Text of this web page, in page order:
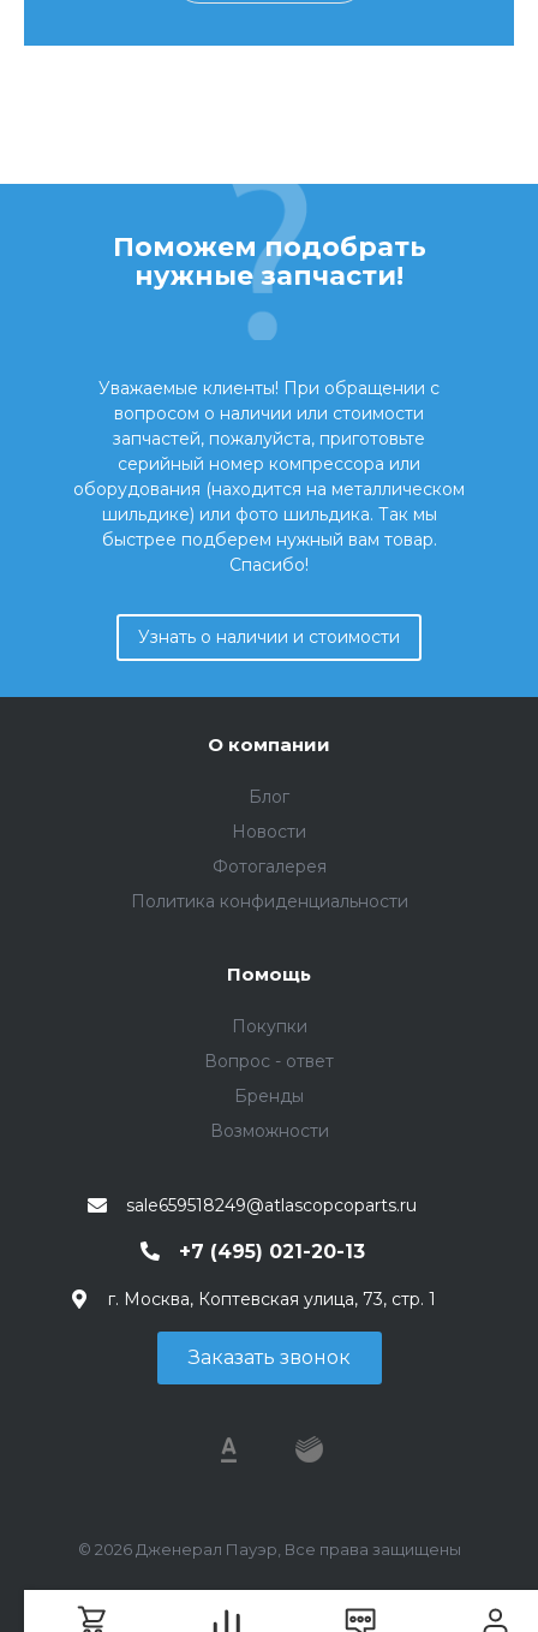
Поможем подобрать
нужные запчасти!
Уважаемые клиенты! При обращении с
вопросом о наличии или стоимости
запчастей, пожалуйста, приготовьте
серийный номер компрессора или
оборудования (находится на металлическом
шильдике) или фото шильдика. Так мы
быстрее подберем нужный вам товар.
Спасибо!
Узнать о наличии и стоимости
О компании
Блог
Новости
Фотогалерея
Политика конфиденциальности
Помощь
Покупки
Вопрос - ответ
Бренды
Возможности
sale659518249@atlascopcoparts.ru
+7 (495) 021-20-13
г. Москва, Коптевская улица, 73, стр. 1
Заказать звонок
© 2026 Дженерал Пауэр, Все права защищены